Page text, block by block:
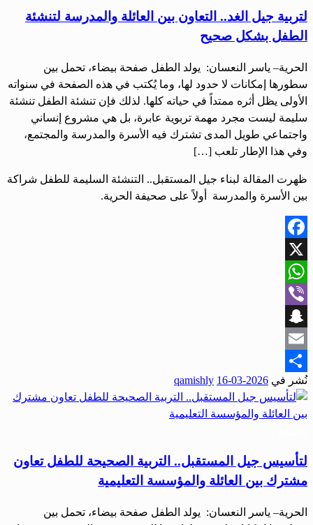
لتربية جيل الغد.. التعاون بين العائلة والمدرسة لتنشئة
الطفل بشكل صحيح
الحرية– ياسر النعسان: يولد الطفل صفحة بيضاء، تحمل بين
سطورها إمكانات لا حدود لها، وما يُكتب في هذه الصفحة في سنواته
الأولى يظل أثره ممتداً في حياته كلها. لذلك فإن تنشئة الطفل تنشئة
سليمة ليست مجرد مهمة تربوية عابرة، بل هي مشروع إنساني
واجتماعي طويل المدى تشترك فيه الأسرة والمدرسة والمجتمع،
وفي هذا الإطار تلعب […]
ظهرت المقالة لبناء جيل المستقبل.. التنشئة السليمة للطفل شراكة
بين الأسرة والمدرسة أولاً على صحيفة الحرية.
Facebook
X
WhatsApp
Viber
Snapchat
Email
Share
نُشر في 2026-03-16
qamishly
لتأسيس جيل المستقبل.. التربية الصحيحة للطفل تعاون
مشترك بين العائلة والمؤسسة التعليمية
الحرية– ياسر النعسان: يولد الطفل صفحة بيضاء، تحمل بين